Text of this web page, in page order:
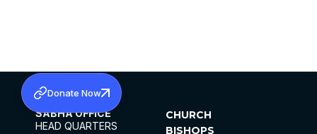
SABHA OFFICE
HEAD QUARTERS
CHURCH
BISHOPS
Donate Now